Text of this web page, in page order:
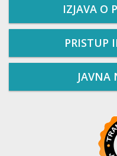
IZJAVA O
PRISTUP
JAVNA